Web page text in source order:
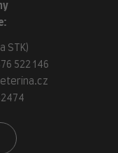
STK)
522 146